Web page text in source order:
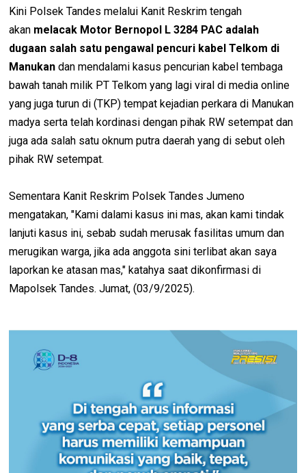
Kini Polsek Tandes melalui Kanit Reskrim tengah
akan melacak Motor Bernopol L 3284 PAC adalah
dugaan salah satu pengawal pencuri kabel Telkom di
Manukan dan mendalami kasus pencurian kabel tembaga
bawah tanah milik PT Telkom yang lagi viral di media online
yang juga turun di (TKP) tempat kejadian perkara di Manukan
madya serta telah kordinasi dengan pihak RW setempat dan
juga ada salah satu oknum putra daerah yang di sebut oleh
pihak RW setempat.
Sementara Kanit Reskrim Polsek Tandes Jumeno
mengatakan, "Kami dalami kasus ini mas, akan kami tindak
lanjuti kasus ini, sebab sudah merusak fasilitas umum dan
merugikan warga, jika ada anggota sini terlibat akan saya
laporkan ke atasan mas," katahya saat dikonfirmasi di
Mapolsek Tandes. Jumat, (03/9/2025).